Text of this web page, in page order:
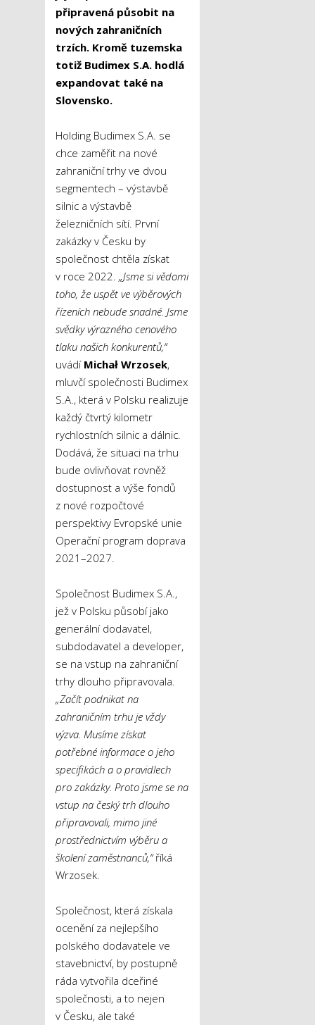
připravená působit na
nových zahraničních
trzích. Kromě tuzemska
totiž Budimex S.A. hodlá
expandovat také na
Slovensko.
Holding Budimex S.A. se
chce zaměřit na nové
zahraniční trhy ve dvou
segmentech – výstavbě
silnic a výstavbě
železničních sítí. První
zakázky v Česku by
společnost chtěla získat
v roce 2022. „Jsme si vědomi
toho, že uspět ve výběrových
řízeních nebude snadné. Jsme
svědky výrazného cenového
tlaku našich konkurentů,“
uvádí Michał Wrzosek,
mluvčí společnosti Budimex
S.A., která v Polsku realizuje
každý čtvrtý kilometr
rychlostních silnic a dálnic.
Dodává, že situaci na trhu
bude ovlivňovat rovněž
dostupnost a výše fondů
z nové rozpočtové
perspektivy Evropské unie
Operační program doprava
2021–2027.
Společnost Budimex S.A.,
jež v Polsku působí jako
generální dodavatel,
subdodavatel a developer,
se na vstup na zahraniční
trhy dlouho připravovala.
„Začít podnikat na
zahraničním trhu je vždy
výzva. Musíme získat
potřebné informace o jeho
specifikách a o pravidlech
pro zakázky. Proto jsme se na
vstup na český trh dlouho
připravovali, mimo jiné
prostřednictvím výběru a
školení zaměstnanců,“říká
Wrzosek.
Společnost, která získala
ocenění za nejlepšího
polského dodavatele ve
stavebnictví, by postupně
ráda vytvořila dceřiné
společnosti, a to nejen
v Česku, ale také